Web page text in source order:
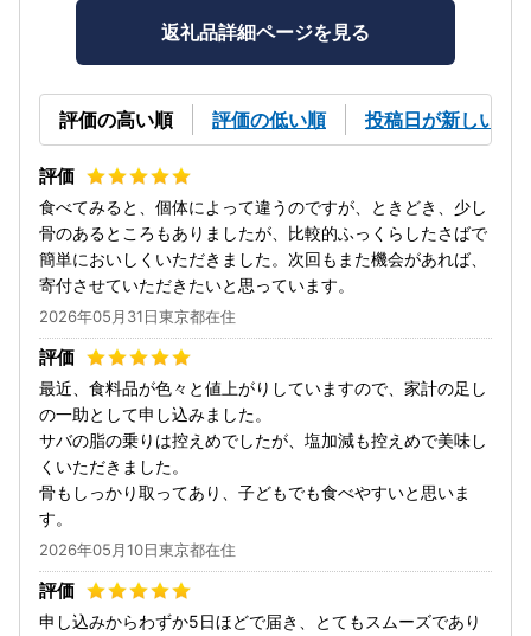
返礼品詳細ページを見る
評価の高い順 評価の低い順 投稿日が新しい順
食べてみると、個体によって違うのですが、ときどき、少し
骨のあるところもありましたが、比較的ふっくらしたさばで
簡単においしくいただきました。次回もまた機会があれば、
寄付させていただきたいと思っています。
2026年05月31日東京都在住
最近、食料品が色々と値上がりしていますので、家計の足し
の一助として申し込みました。
サバの脂の乗りは控えめでしたが、塩加減も控えめで美味し
くいただきました。
骨もしっかり取ってあり、子どもでも食べやすいと思いま
す。
2026年05月10日東京都在住
申し込みからわずか5日ほどで届き、とてもスムーズであり